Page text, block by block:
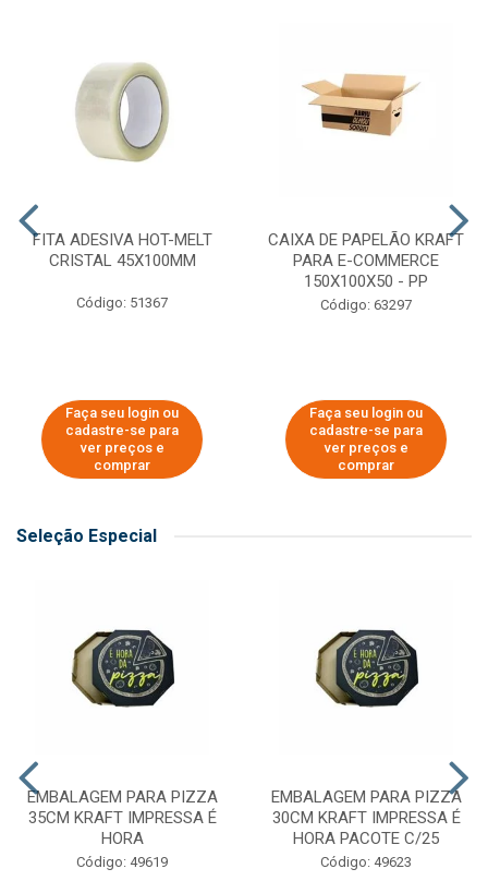
FITA ADESIVA HOT-MELT
CRISTAL 45X100MM
Código: 51367
Faça seu login ou
cadastre-se para
ver preços e
comprar
CAIXA DE PAPELÃO KRAFT
PARA E-COMMERCE
150X100X50 - PP
Código: 63297
Faça seu login ou
cadastre-se para
ver preços e
comprar
Seleção Especial
EMBALAGEM PARA PIZZA
35CM KRAFT IMPRESSA É
HORA
Código: 49619
EMBALAGEM PARA PIZZA
30CM KRAFT IMPRESSA É
HORA PACOTE C/25
Código: 49623